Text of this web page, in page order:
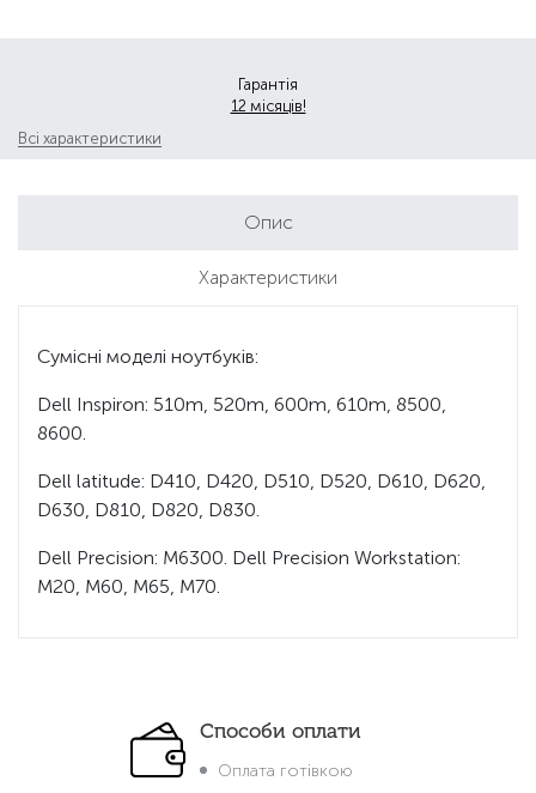
Гарантія
12 місяців!
Всі характеристики
Опис
Характеристики
Cумісні моделі ноутбуків:
Dell Inspiron: 510m, 520m, 600m, 610m, 8500,
8600.
Dell latitude: D410, D420, D510, D520, D610, D620,
D630, D810, D820, D830.
Dell Precision: M6300. Dell Precision Workstation:
M20, M60, M65, M70.
Способи оплати
Оплата готівкою